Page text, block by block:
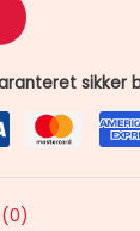
sikker